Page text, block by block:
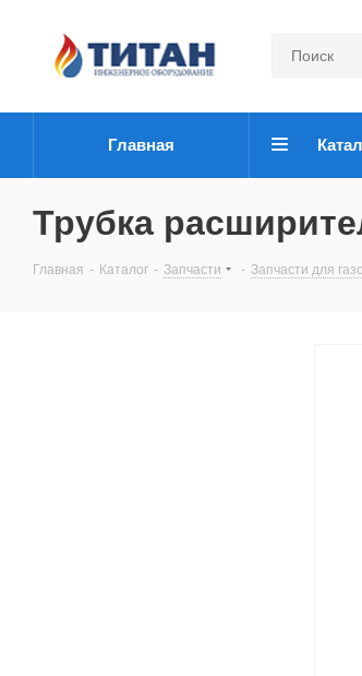
Главная
Трубка
Главная - Каталог - Запчасти - Запчасти для